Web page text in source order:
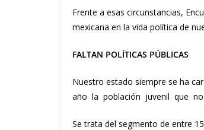
Frente a esas circunstancias,
mexicana en la vida política de
FALTAN POLÍTICAS PÚBLICAS
Nuestro estado siempre se ha
año la población juvenil que no
Se trata del segmento de entre